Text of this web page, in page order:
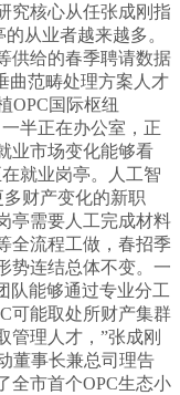
究核心从任张成刚指
从业者越来越多。
供给的春季聘请数据
曲范畴处理方案人才
OPC国际枢纽
半正在办公室，正
业市场变化能够看
就业岗亭。人工智
财产变化的新职
亭需要人工完成材料
全流程工做，春招季
势连结总体不变。一
队能够通过专业分工
可能取处所财产集群
管理人才，”张成刚
董事长兼总司理告
全市首个OPC生态小